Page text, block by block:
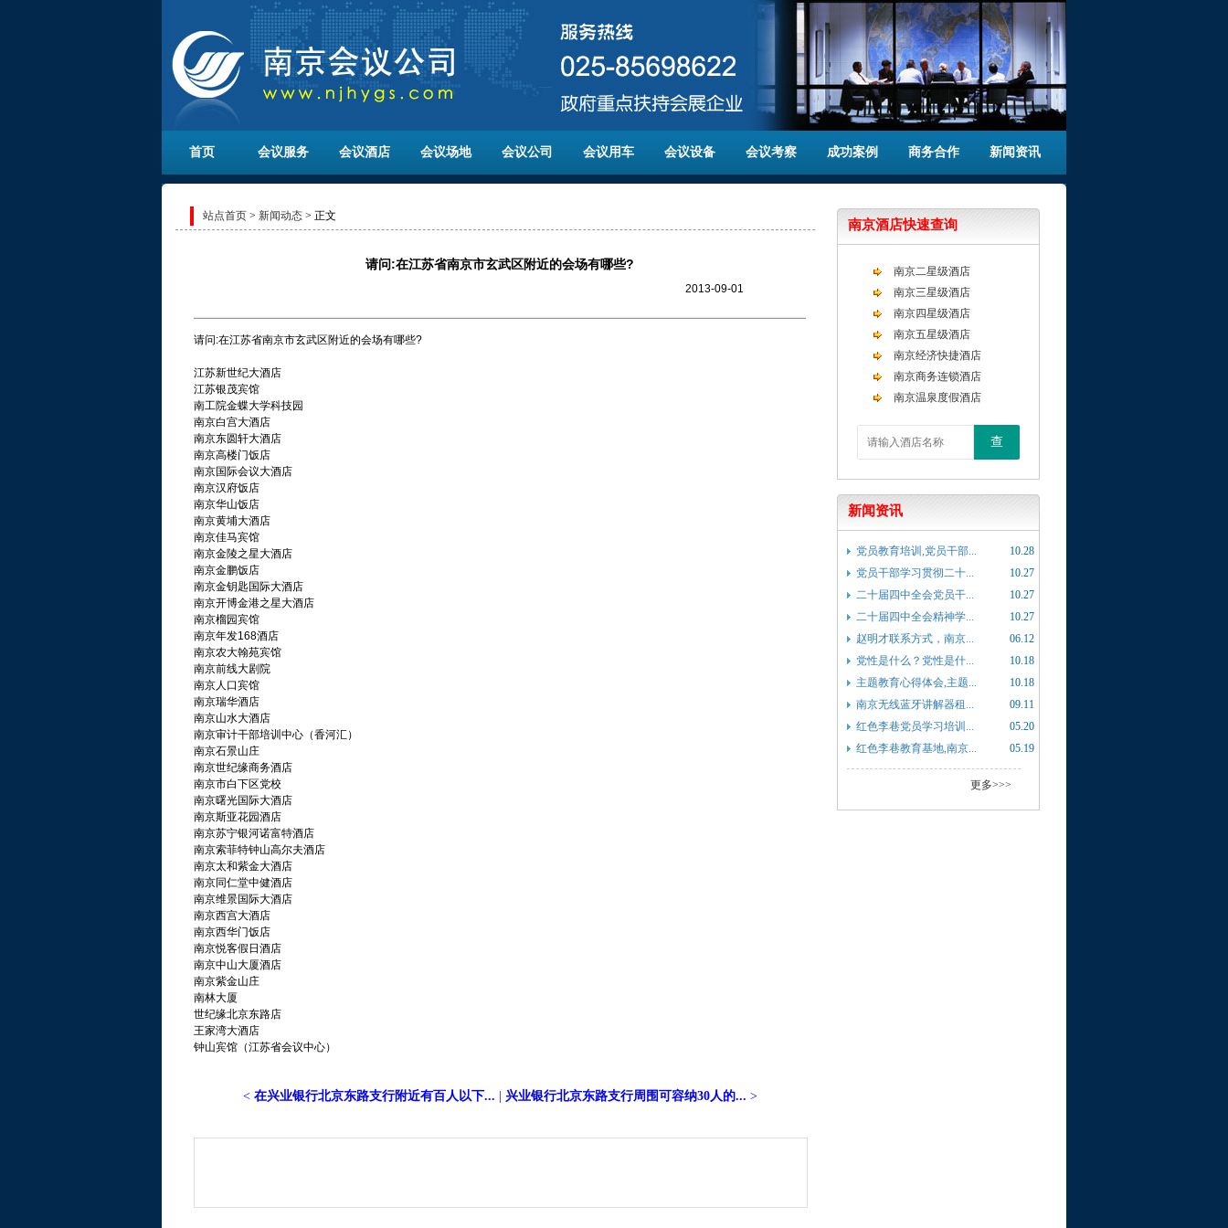
首页 会议服务 会议酒店 会议场地 会议公司 会议用车 会议设备 会议考察 成功案例 商务合作 新闻资讯
站点首页 > 新闻动态 > 正文
请问:在江苏省南京市玄武区附近的会场有哪些?
2013-09-01
请问:在江苏省南京市玄武区附近的会场有哪些?
江苏新世纪大酒店
江苏银茂宾馆
南工院金蝶大学科技园
南京白宫大酒店
南京东圆轩大酒店
南京高楼门饭店
南京国际会议大酒店
南京汉府饭店
南京华山饭店
南京黄埔大酒店
南京佳马宾馆
南京金陵之星大酒店
南京金鹏饭店
南京金钥匙国际大酒店
南京开博金港之星大酒店
南京榴园宾馆
南京年发168酒店
南京农大翰苑宾馆
南京前线大剧院
南京人口宾馆
南京瑞华酒店
南京山水大酒店
南京审计干部培训中心（香河汇）
南京石景山庄
南京世纪缘商务酒店
南京市白下区党校
南京曙光国际大酒店
南京斯亚花园酒店
南京苏宁银河诺富特酒店
南京索菲特钟山高尔夫酒店
南京太和紫金大酒店
南京同仁堂中健酒店
南京维景国际大酒店
南京西宫大酒店
南京西华门饭店
南京悦客假日酒店
南京中山大厦酒店
南京紫金山庄
南林大厦
世纪缘北京东路店
王家湾大酒店
钟山宾馆（江苏省会议中心）
< 在兴业银行北京东路支行附近有百人以下... 兴业银行北京东路支行周围可容纳30人的... >
南京酒店快速查询
南京二星级酒店
南京三星级酒店
南京四星级酒店
南京五星级酒店
南京经济快捷酒店
南京商务连锁酒店
南京温泉度假酒店
查
新闻资讯
10.28
党员教育培训,党员干部...
10.27
党员干部学习贯彻二十...
10.27
二十届四中全会党员干...
10.27
二十届四中全会精神学...
06.12
赵明才联系方式，南京...
10.18
党性是什么？党性是什...
10.18
主题教育心得体会,主题...
09.11
南京无线蓝牙讲解器租...
05.20
红色李巷党员学习培训...
05.19
红色李巷教育基地,南京...
更多>>>